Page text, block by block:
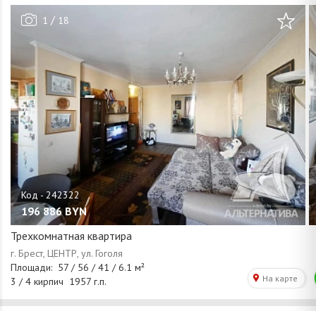
1 / 18
196 886 BYN
Трехкомнатная квартира